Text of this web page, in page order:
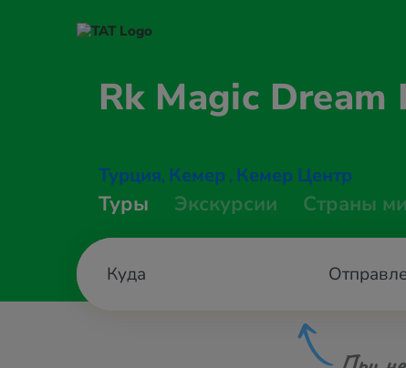
Rk Magic Dream
Турция, Кемер , Кемер Центр
Туры Экскурсии Страны